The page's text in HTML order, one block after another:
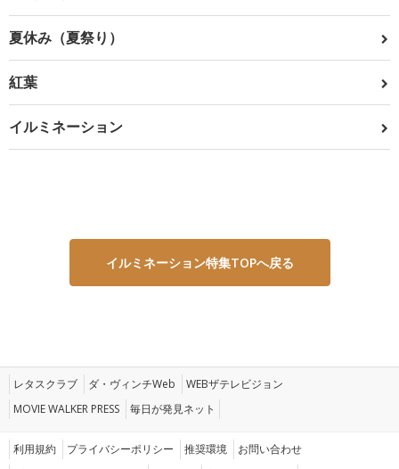
夏休み（夏祭り）
紅葉
イルミネーション
イルミネーション特集TOPへ戻る
レタスクラブ ダ・ヴィンチWeb
WEBザテレビジョン
MOVIE WALKER PRESS
毎日が発見ネット
利用規約 プライバシーポリシー 推奨環境
お問い合わせ